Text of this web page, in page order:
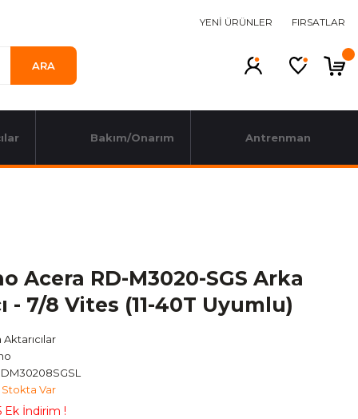
YENİ ÜRÜNLER FIRSATLAR
ARA
Bakım/Onarım Antrenman
Acera RD-M3020-SGS Arka
- 7/8 Vites (11-40T Uyumlu)
Stokta Var
Ek İndirim !